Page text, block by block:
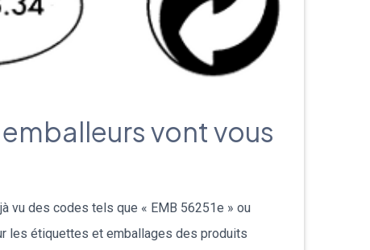
vont vous
vu des codes tels que « EMB 56251e » ou
les étiquettes et emballages des produits